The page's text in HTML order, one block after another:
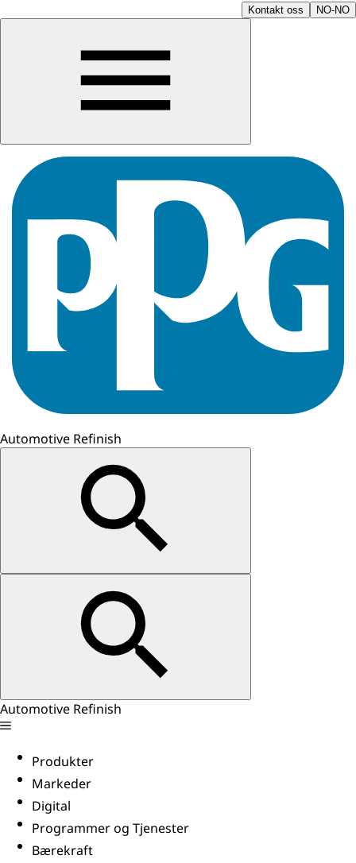
Kontakt oss NO-NO
Automotive Refinish
Automotive Refinish
Produkter
Markeder
Digital
Programmer og Tjenester
Bærekraft